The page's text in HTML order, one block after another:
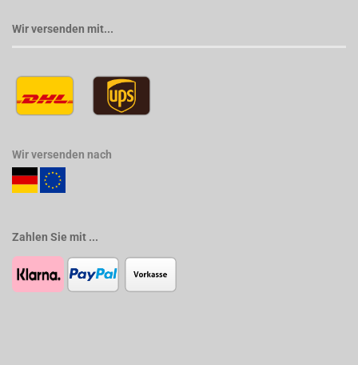
Wir versenden mit...
Wir versenden nach
Zahlen Sie mit ...